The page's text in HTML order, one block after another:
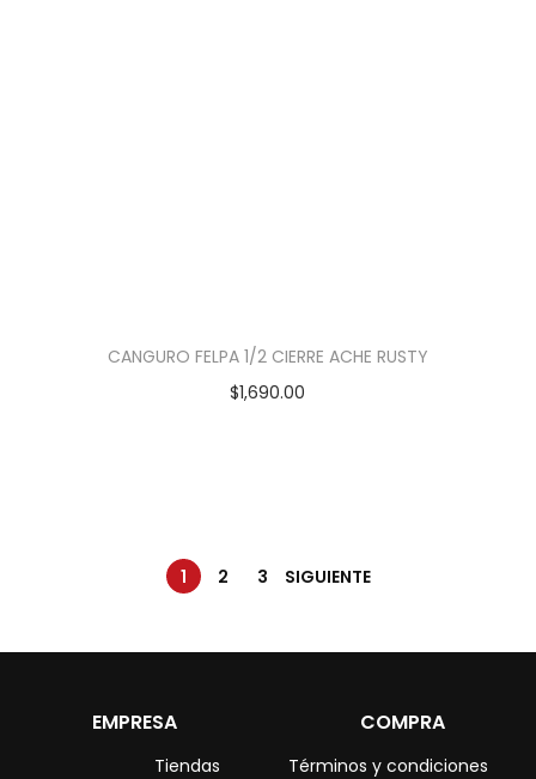
CANGURO FELPA 1/2 CIERRE ACHE RUSTY
$1,690.00
1 2 3 SIGUIENTE
EMPRESA
Tiendas
COMPRA
Términos y condiciones